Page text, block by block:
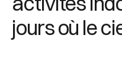
jours où le